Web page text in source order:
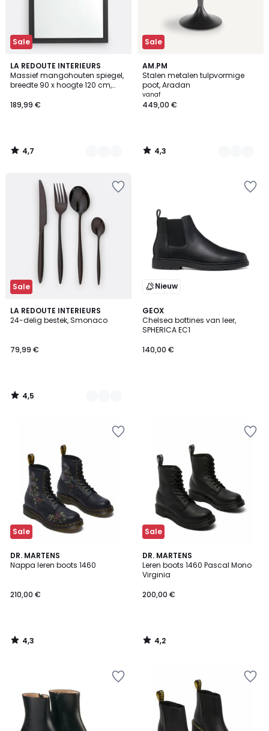
Sale
LA REDOUTE INTERIEURS
Massief mangohouten spiegel,
breedte 90 x hoogte 120 cm,
189,99 €
4,7
/ 5
2
Kleuren
4,7
/
Sale
AM.PM
Stalen metalen tulpvormige
poot, Aradan
vanaf
449,00 €
4,3
/ 5
3
Kleuren
4,3
/
Sale
LA REDOUTE INTERIEURS
24-delig bestek, Smonaco
79,99 €
4,5
/ 5
2
Kleuren
4,5
/
Nieuw
GEOX
Chelsea bottines van leer,
SPHERICA EC1
140,00 €
Sale
DR. MARTENS
Nappa leren boots 1460
210,00 €
4,3
/ 5
4,3
/
Sale
DR. MARTENS
Leren boots 1460 Pascal Mono
Virginia
200,00 €
4,2
/ 5
4,2
/